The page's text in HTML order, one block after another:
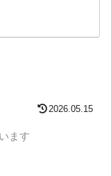
2026.05.15
ます